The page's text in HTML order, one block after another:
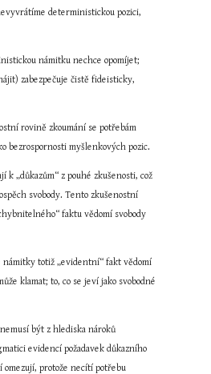
deterministickou pozici,
námitku nechce opomíjet;
zabezpečuje čistě fideisticky,
rovině zkoumání se potřebám
bezrospornosti myšlenkových pozic.
„důkazům“ z pouhé zkušenosti, což
svobody. Tento zkušenostní
faktu vědomí svobody
námitky totiž „evidentní“ fakt vědomí
klamat; to, co se jeví jako svobodné
být z hlediska nároků
evidencí požadavek důkazního
omezují, protože necítí potřebu